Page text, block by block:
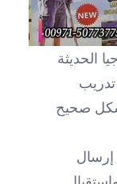
الحديثة
صحيح